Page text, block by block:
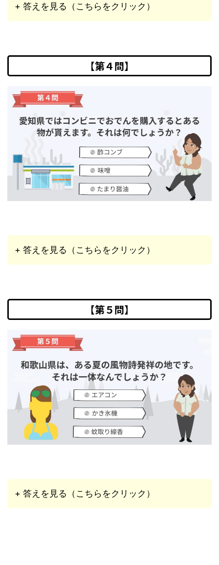
+ 答えを見る（こちらをクリック）
【第４問】
+ 答えを見る（こちらをクリック）
【第５問】
+ 答えを見る（こちらをクリック）